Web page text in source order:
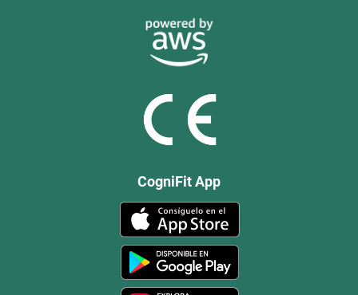
CogniFit App